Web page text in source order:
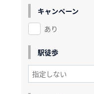
キャンペーン
あり
駅徒歩